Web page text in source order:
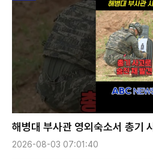
해병대 부사관 영외숙소서 총기
2026-08-03 07:01:40